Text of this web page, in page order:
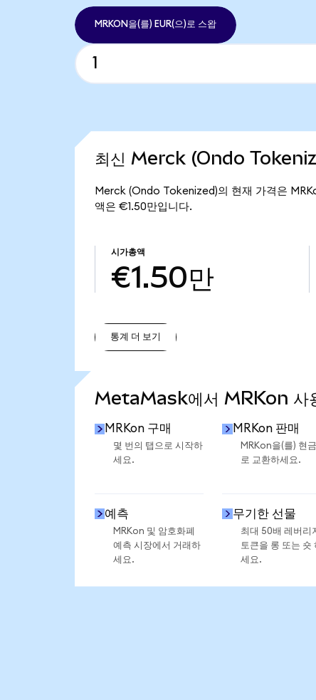
MRKON을(를) EUR(으)로 스왑
최신 Merck (Ondo
Merck (Ondo Tokenized)의 현재 가격은
액은 €1.50만입니다.
시가총액
€1.50만
통계 더 보기
MetaMask에서 MRKon 사
MRKon 구매
몇 번의 탭으로 시작하
세요.
MRKon 판매
MRKon을(를) 현
로 교환하세요.
예측
MRKon 및 암호화폐
예측 시장에서 거래하
세요.
무기한 선물
최대 50배 레버리
토큰을 롱 또는 숏
세요.